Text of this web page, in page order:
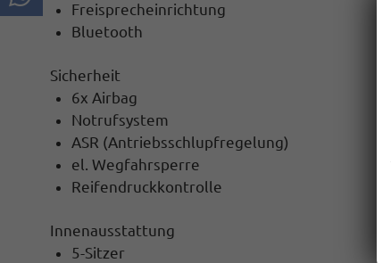
Freisprecheinrichtung
Bluetooth
Sicherheit
6x Airbag
Notrufsystem
ASR (Antriebsschlupfregelung)
el. Wegfahrsperre
Reifendruckkontrolle
Innenausstattung
5-Sitzer